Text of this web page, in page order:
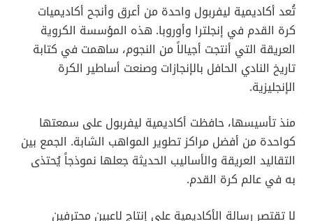
تُعد أكاديمية ليفربول واحدة من أعرق وأنجح أكاديميات
كرة القدم في إنجلترا وأوروبا. هذه المؤسسة الكروية
العريقة التي أنتجت أجيالاً من النجوم، ساهمت في كتابة
تاريخ النادي الحافل بالإنجازات وصنعت أساطير الكرة
الإنجليزية.
منذ تأسيسها، حافظت أكاديمية ليفربول على سمعتها
كواحدة من أفضل مراكز تطوير المواهب الشابة. الجمع بين
التقاليد العريقة والأساليب الحديثة جعلها نموذجاً يُحتذى
به في عالم كرة القدم.
لا تقتصر رسالة الأكاديمية على إنتاج لاعبين محترفين